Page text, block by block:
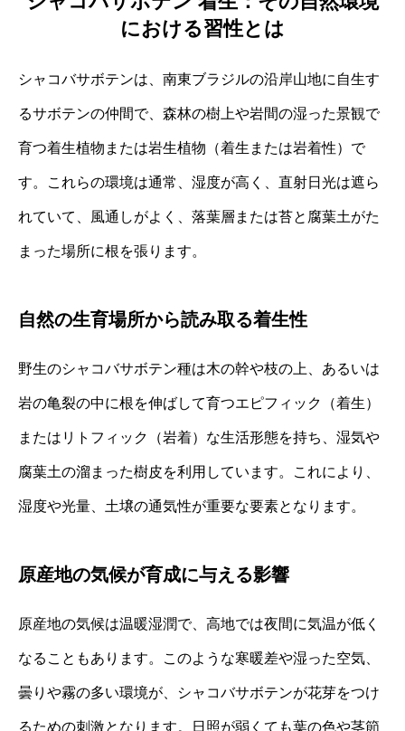
における習性とは
シャコバサボテンは、南東ブラジルの沿岸山地に自生す
るサボテンの仲間で、森林の樹上や岩間の湿った景観で
育つ着生植物または岩生植物（着生または岩着性）で
す。これらの環境は通常、湿度が高く、直射日光は遮ら
れていて、風通しがよく、落葉層または苔と腐葉土がた
まった場所に根を張ります。
自然の生育場所から読み取る着生性
野生のシャコバサボテン種は木の幹や枝の上、あるいは
岩の亀裂の中に根を伸ばして育つエピフィック（着生）
またはリトフィック（岩着）な生活形態を持ち、湿気や
腐葉土の溜まった樹皮を利用しています。これにより、
湿度や光量、土壌の通気性が重要な要素となります。
原産地の気候が育成に与える影響
原産地の気候は温暖湿潤で、高地では夜間に気温が低く
なることもあります。このような寒暖差や湿った空気、
曇りや霧の多い環境が、シャコバサボテンが花芽をつけ
るための刺激となります。日照が弱くても葉の色や茎節